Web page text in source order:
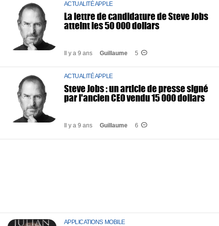
ACTUALITÉ APPLE
La lettre de candidature de Steve Jobs
atteint les 50 000 dollars
Il y a 9 ans Guillaume 5
ACTUALITÉ APPLE
Steve Jobs : un article de presse signé
par l'ancien CEO vendu 15 000 dollars
Il y a 9 ans Guillaume 6
APPLICATIONS MOBILE